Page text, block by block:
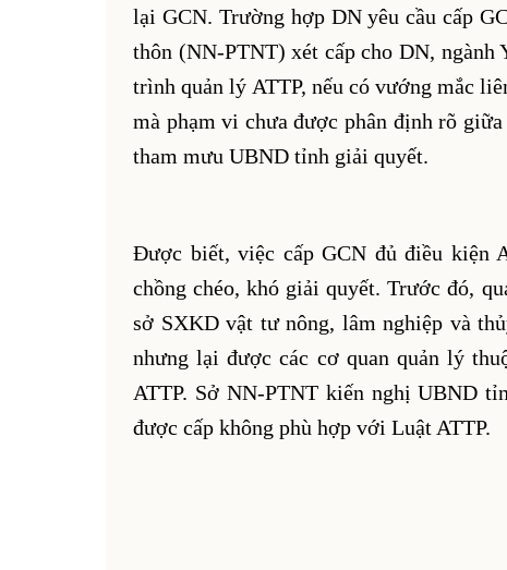
lại GCN. Trường hợp DN yêu cầu cấp
thôn (NN-PTNT) xét cấp cho DN, ngành
trình quản lý ATTP, nếu có vướng mắc
mà phạm vi chưa được phân định rõ
tham mưu UBND tỉnh giải quyết.
Được biết, việc cấp GCN đủ điều kiện
chồng chéo, khó giải quyết. Trước đó,
sở SXKD vật tư nông, lâm nghiệp và
nhưng lại được các cơ quan quản lý
ATTP. Sở NN-PTNT kiến nghị UBND
được cấp không phù hợp với Luật ATTP.